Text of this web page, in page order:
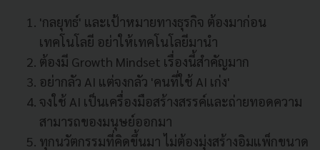
'กลยุทธ์' และเป้าหมายทางธุรกิจ ต้องมาก่อน
เทคโนโลยี อย่าให้เทคโนโลยีมานำ
ต้องมี Growth Mindset เรื่องนี้สำคัญมาก
อย่ากลัว AI แต่จงกลัว 'คนที่ใช้ AI เก่ง'
จงใช้ AI เป็นเครื่องมือสร้างสรรค์และถ่ายทอดความ
สามารถของมนุษย์ออกมา
ทุกนวัตกรรมที่คิดขึ้นมา ไม่ต้องมุ่งสร้างอิมแพ็กขนาด